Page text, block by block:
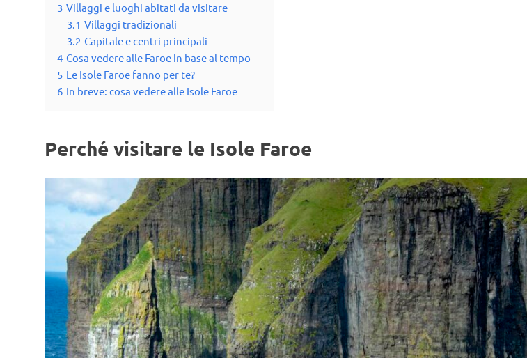
3 Villaggi e luoghi abitati da visitare
3.1 Villaggi tradizionali
3.2 Capitale e centri principali
4 Cosa vedere alle Faroe in base al tempo
5 Le Isole Faroe fanno per te?
6 In breve: cosa vedere alle Isole Faroe
Perché visitare le Isole Faroe